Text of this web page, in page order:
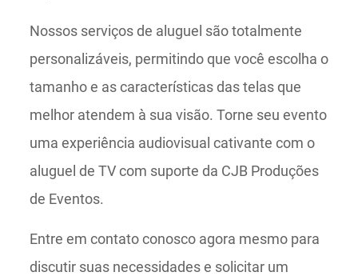
Nossos serviços de aluguel são totalmente
personalizáveis, permitindo que você escolha o
tamanho e as características das telas que
melhor atendem à sua visão. Torne seu evento
uma experiência audiovisual cativante com o
aluguel de TV com suporte da CJB Produções
de Eventos.
Entre em contato conosco agora mesmo para
discutir suas necessidades e solicitar um